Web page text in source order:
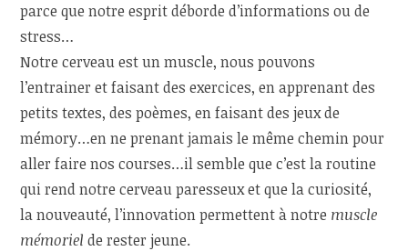
parce que notre esprit déborde d’informations ou de
stress…
Notre cerveau est un muscle, nous pouvons
l’entrainer et faisant des exercices, en apprenant des
petits textes, des poèmes, en faisant des jeux de
mémory…en ne prenant jamais le même chemin pour
aller faire nos courses…il semble que c’est la routine
qui rend notre cerveau paresseux et que la curiosité,
la nouveauté, l’innovation permettent à notre muscle
mémorielde rester jeune.